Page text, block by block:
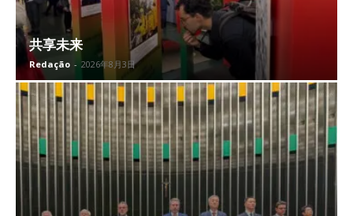
共享未来
Redação - 2026年8月3日